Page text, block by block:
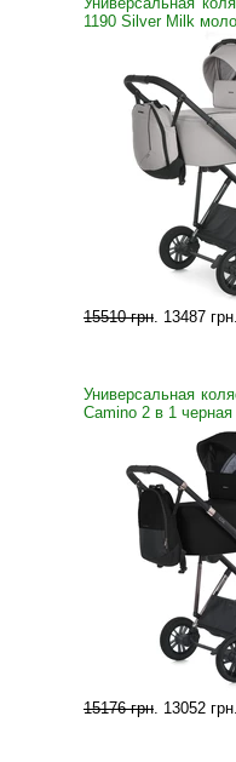
1190 Silver Milk
15510 грн. 13487 грн.
Универсальная
Camino 2 в 1 черная
15176 грн. 13052 грн.